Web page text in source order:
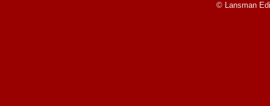
© Lansman